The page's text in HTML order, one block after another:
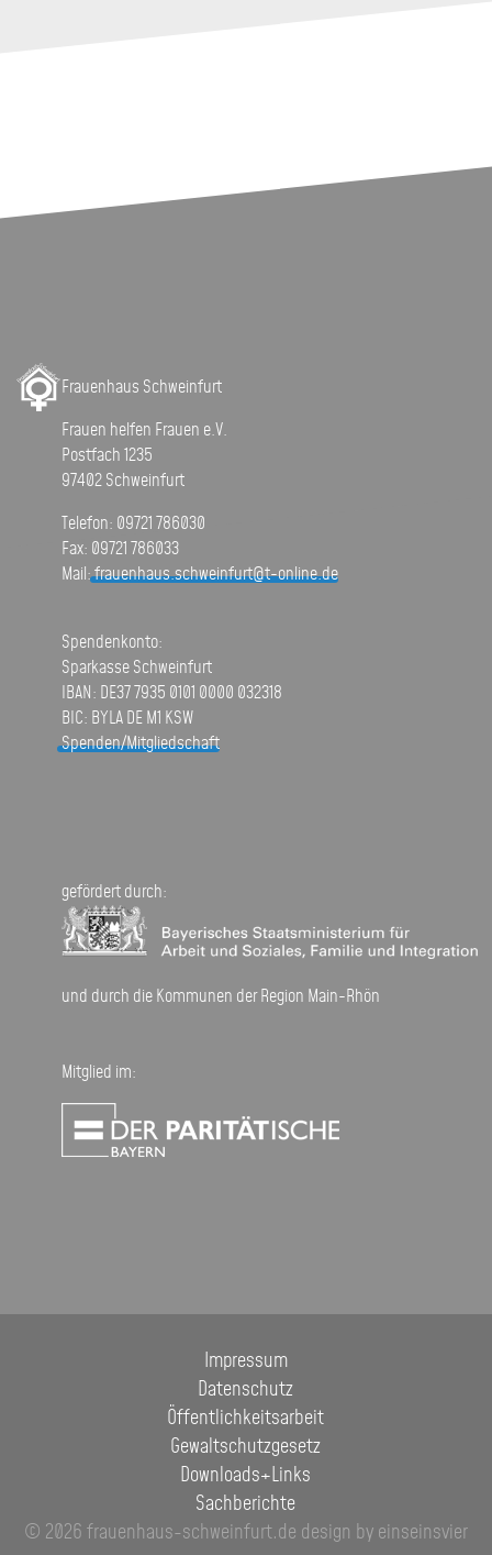
Frauenhaus Schweinfurt
Frauen helfen Frauen e.V.
Postfach 1235
97402 Schweinfurt
Telefon: 09721 786030
Fax: 09721 786033
Mail:frauenhaus.schweinfurt@t-online.de
Spendenkonto:
Sparkasse Schweinfurt
IBAN: DE37 7935 0101 0000 032318
BIC: BYLA DE M1 KSW
Spenden/Mitgliedschaft
gefördert durch:
und durch die Kommunen der Region Main-Rhön
Mitglied im:
Impressum
Datenschutz
Öffentlichkeitsarbeit
Gewaltschutzgesetz
Downloads+Links
Sachberichte
© 2026 frauenhaus-schweinfurt.de design by einseinsvier